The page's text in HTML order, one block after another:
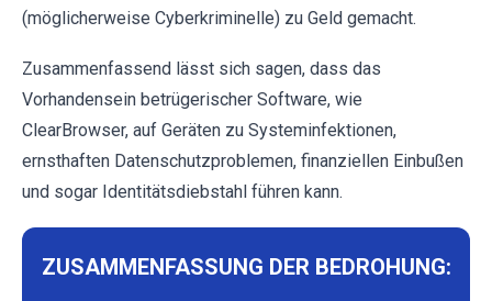
(möglicherweise Cyberkriminelle) zu Geld gemacht.
Zusammenfassend lässt sich sagen, dass das
Vorhandensein betrügerischer Software, wie
ClearBrowser, auf Geräten zu Systeminfektionen,
ernsthaften Datenschutzproblemen, finanziellen Einbußen
und sogar Identitätsdiebstahl führen kann.
ZUSAMMENFASSUNG DER BEDROHUNG: